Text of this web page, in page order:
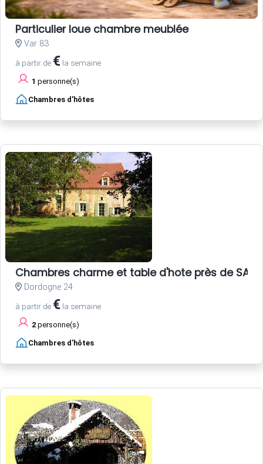
Particulier loue chambre meublée
Var 83
à partir de € la semaine
1 personne(s)
Chambres d'hôtes
Chambres charme et table d'hote près de
Dordogne 24
à partir de € la semaine
2 personne(s)
Chambres d'hôtes